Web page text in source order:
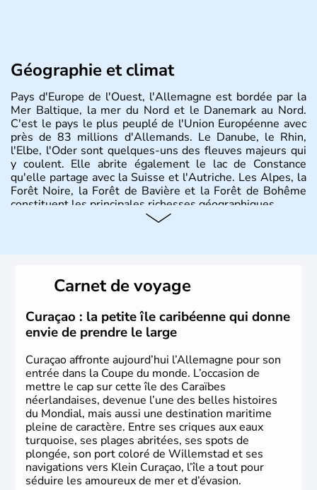
Géographie et climat
Pays d'Europe de l'Ouest, l'Allemagne est bordée par la
Mer Baltique, la mer du Nord et le Danemark au Nord.
C'est le pays le plus peuplé de l'Union Européenne avec
près de 83 millions d'Allemands. Le Danube, le Rhin,
l'Elbe, l'Oder sont quelques-uns des fleuves majeurs qui
y coulent. Elle abrite également le lac de Constance
qu'elle partage avec la Suisse et l'Autriche. Les Alpes, la
Forêt Noire, la Forêt de Bavière et la Forêt de Bohême
constituent les principales richesses géographiques.
lesquelles bénéficient d'une grande autonomie. Le pays
peut se targuer de grands noms qu'il a vu naître dans tous
les domaines, des arts à la politique en passant par la
philosophie. Hertz, Gutenberg, Heidegger, Thomas Mann,
Herman Hesse ou bien Hegel en font partie.
Carnet de voyage
Curaçao : la petite île caribéenne qui donne
envie de prendre le large
Curaçao affronte aujourd’hui l’Allemagne pour son
entrée dans la Coupe du monde. L’occasion de
mettre le cap sur cette île des Caraïbes
néerlandaises, devenue l’une des belles histoires
du Mondial, mais aussi une destination maritime
pleine de caractère. Entre ses criques aux eaux
turquoise, ses plages abritées, ses spots de
plongée, son port coloré de Willemstad et ses
navigations vers Klein Curaçao, l’île a tout pour
séduire les amoureux de mer et d’évasion.